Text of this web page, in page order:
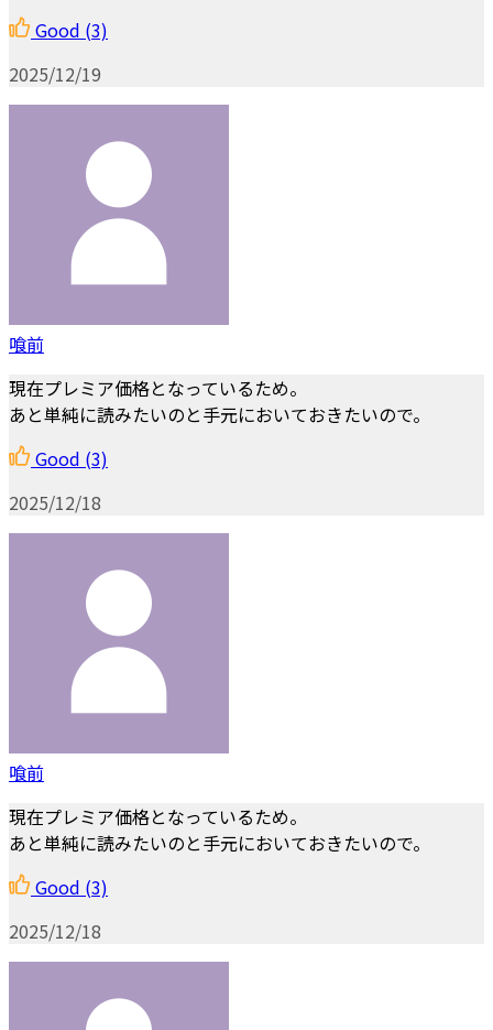
Good (3)
2025/12/19
喰前
現在プレミア価格となっているため。
あと単純に読みたいのと手元においておきたいので。
Good (3)
2025/12/18
喰前
現在プレミア価格となっているため。
あと単純に読みたいのと手元においておきたいので。
Good (3)
2025/12/18